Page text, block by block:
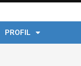
PROFIL